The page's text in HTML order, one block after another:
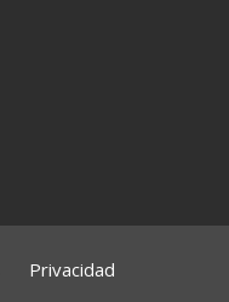
Privacidad